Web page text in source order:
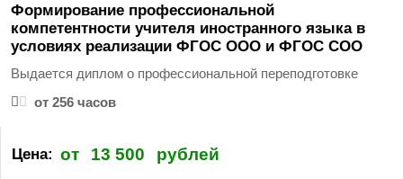
Формирование профессиональной
компетентности учителя иностранного языка в
условиях реализации ФГОС ООО и ФГОС СОО
Выдается диплом о профессиональной переподготовке
от 256 часов
Цена: от 13 500 рублей